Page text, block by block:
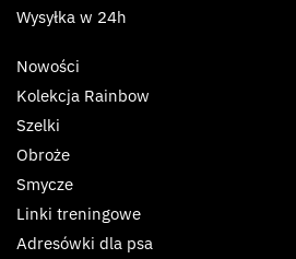
Wysyłka w 24h
Nowości
Kolekcja Rainbow
Szelki
Obroże
Smycze
Linki treningowe
Adresówki dla psa